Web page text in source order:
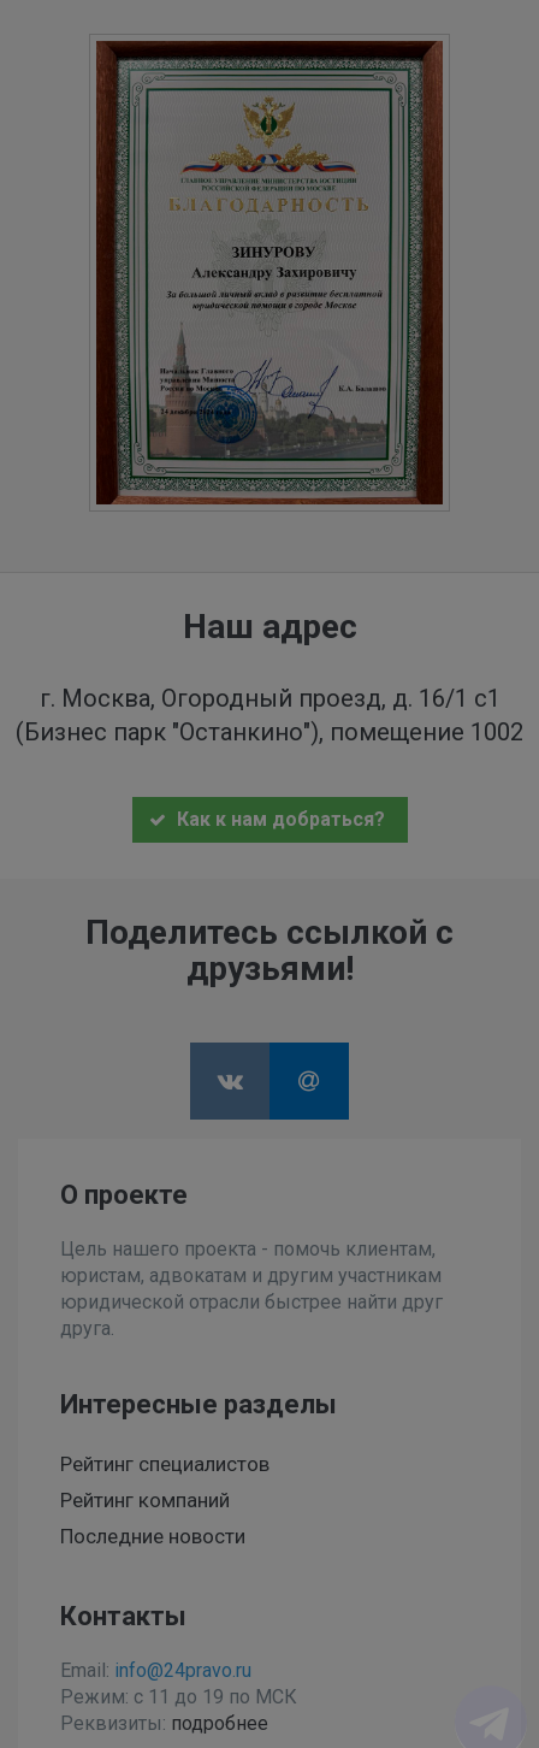
Наш адрес
г. Москва, Огородный проезд, д. 16/1 с1
(Бизнес парк "Останкино"), помещение 1002
Как к нам добраться?
Поделитесь ссылкой с
друзьями!
О проекте
Цель нашего проекта - помочь клиентам,
юристам, адвокатам и другим участникам
юридической отрасли быстрее найти друг
друга.
Интересные разделы
Рейтинг специалистов
Рейтинг компаний
Последние новости
Контакты
Email: info@24pravo.ru
Режим: с 11 до 19 по МСК
Реквизиты: подробнее